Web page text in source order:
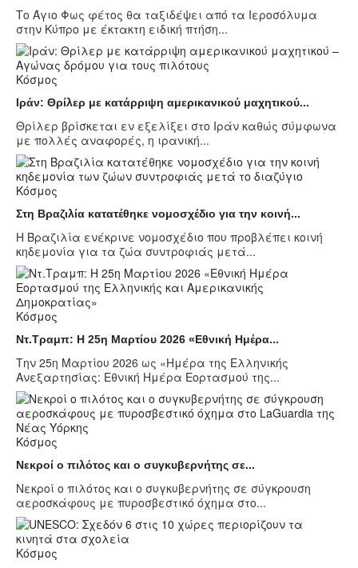
Το Άγιο Φως φέτος θα ταξιδέψει από τα Ιεροσόλυμα
στην Κύπρο με έκτακτη ειδική πτήση...
Κόσμος
Ιράν: Θρίλερ με κατάρριψη αμερικανικού μαχητικού...
Θρίλερ βρίσκεται εν εξελίξει στο Ιράν καθώς σύμφωνα
με πολλές αναφορές, η ιρανική...
Κόσμος
Στη Βραζιλία κατατέθηκε νομοσχέδιο για την κοινή...
Η Βραζιλία ενέκρινε νομοσχέδιο που προβλέπει κοινή
κηδεμονία για τα ζώα συντροφιάς μετά...
Κόσμος
Ντ.Τραμπ: Η 25η Μαρτίου 2026 «Εθνική Ημέρα...
Την 25η Μαρτίου 2026 ως «Ημέρα της Ελληνικής
Ανεξαρτησίας: Εθνική Ημέρα Εορτασμού της...
Κόσμος
Νεκροί ο πιλότος και ο συγκυβερνήτης σε...
Νεκροί ο πιλότος και ο συγκυβερνήτης σε σύγκρουση
αεροσκάφους με πυροσβεστικό όχημα στο...
Κόσμος